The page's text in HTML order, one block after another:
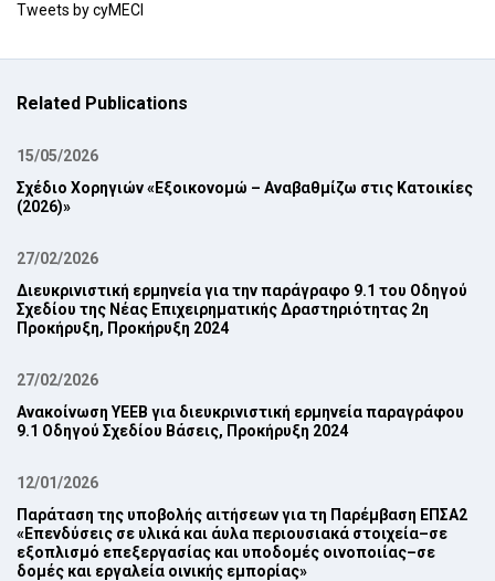
Tweets by cyMECI
Related Publications
15/05/2026
Σχέδιο Χορηγιών «Εξοικονομώ – Αναβαθμίζω στις Κατοικίες
(2026)»
27/02/2026
Διευκρινιστική ερμηνεία για την παράγραφο 9.1 του Οδηγού
Σχεδίου της Νέας ‎Επιχειρηματικής Δραστηριότητας 2η
Προκήρυξη, Προκήρυξη 2024‎
27/02/2026
Ανακοίνωση ΥΕΕΒ για διευκρινιστική ερμηνεία παραγράφου
9.1 Οδηγού Σχεδίου Βάσεις, Προκήρυξη 2024‎
12/01/2026
Παράταση της υποβολής αιτήσεων για τη Παρέμβαση ΕΠ‎ΣΑ2
‎«Επενδύσεις σε υλικά και άυλα περιουσιακά στοιχεία–σε
εξοπλισμό επεξεργασίας και ‎υποδομές οινοποιίας–σε
δομές και εργαλεία οινικής εμπορίας»‎